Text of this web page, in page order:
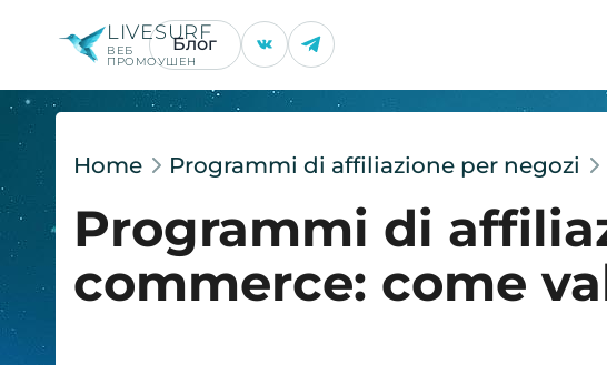
LIVESURF
ВЕБ
ПРОМОУШЕН
Блог
Home Programmi di affiliazione per negozi
Programmi di
commerce: come